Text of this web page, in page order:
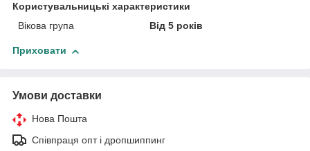
Користувальницькі характеристики
Вікова група
Від 5 років
Приховати
Умови доставки
Нова Пошта
Співпраця опт і дропшиппинг